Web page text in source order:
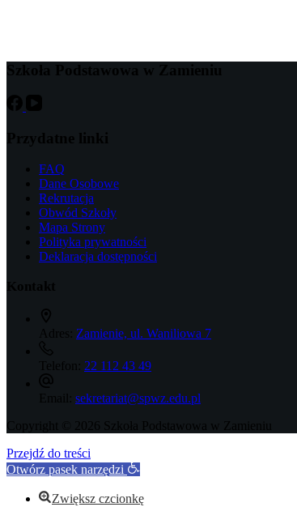
Szkoła Podstawowa w Zamieniu
Przydatne linki
FAQ
Dane Osobowe
Rekrutacja
Obwód Szkoły
Mapa Strony
Polityka prywatności
Deklaracja dostępności
Kontakt
Adres: Zamienie, ul. Waniliowa 7
Telefon: 22 112 43 49
Email: sekretariat@spwz.edu.pl
Copyright © 2026 Szkoła Podstawowa w Zamieniu
Przejdź do treści
Otwórz pasek narzędzi
Zwiększ czcionkę